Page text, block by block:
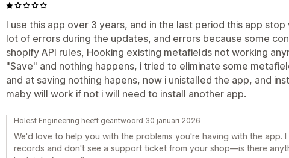
I use this app over 3 years, and in the last period this app stop
lot of errors during the updates, and errors because some
shopify API rules, Hooking existing metafields not working
"Save" and nothing happens, i tried to eliminate some
and at saving nothing hapens, now i unistalled the app, and
maby will work if not i will need to install another app.
Holest Engineering heeft geantwoord 30 januari 2026
We'd love to help you with the problems you're having with the app.
records and don't see a support ticket from your shop—is there